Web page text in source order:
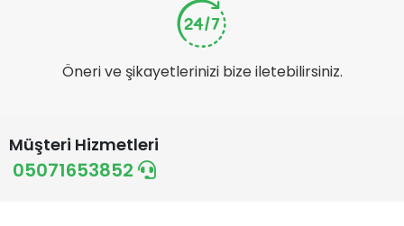
Öneri ve şikayetlerinizi bize iletebilirsiniz.
Müşteri Hizmetleri
05071653852